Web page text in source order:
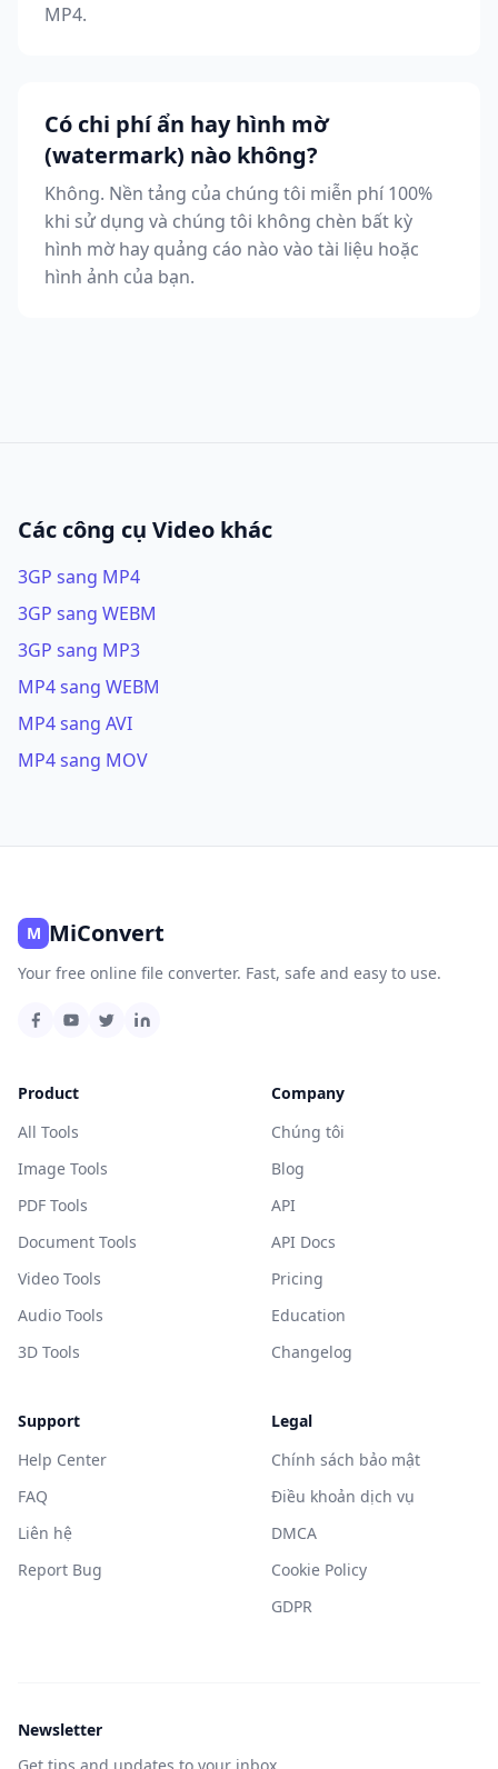
MP4.
Có chi phí ẩn hay hình mờ
(watermark) nào không?
Không. Nền tảng của chúng tôi miễn phí 100%
khi sử dụng và chúng tôi không chèn bất kỳ
hình mờ hay quảng cáo nào vào tài liệu hoặc
hình ảnh của bạn.
Các công cụ Video khác
3GP sang MP4
3GP sang WEBM
3GP sang MP3
MP4 sang WEBM
MP4 sang AVI
MP4 sang MOV
M MiConvert
Your free online file converter. Fast, safe and easy to use.
Product
All Tools
Image Tools
PDF Tools
Document Tools
Video Tools
Audio Tools
3D Tools
Company
Chúng tôi
Blog
API
API Docs
Pricing
Education
Changelog
Support
Help Center
FAQ
Liên hệ
Report Bug
Legal
Chính sách bảo mật
Điều khoản dịch vụ
DMCA
Cookie Policy
GDPR
Newsletter